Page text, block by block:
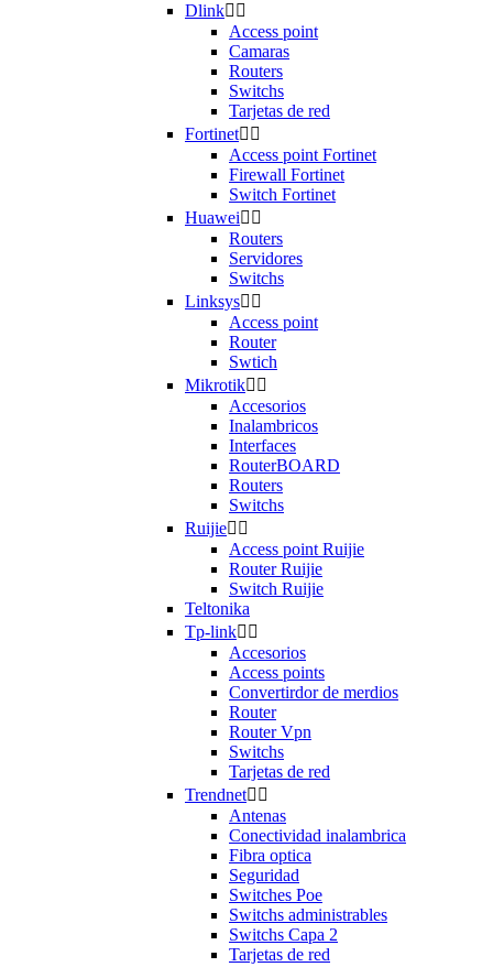
Dlink 
Access point
Camaras
Routers
Switchs
Tarjetas de red
Fortinet 
Access point Fortinet
Firewall Fortinet
Switch Fortinet
Huawei 
Routers
Servidores
Switchs
Linksys 
Access point
Router
Swtich
Mikrotik 
Accesorios
Inalambricos
Interfaces
RouterBOARD
Routers
Switchs
Ruijie 
Access point Ruijie
Router Ruijie
Switch Ruijie
Teltonika
Tp-link 
Accesorios
Access points
Convertirdor de merdios
Router
Router Vpn
Switchs
Tarjetas de red
Trendnet 
Antenas
Conectividad inalambrica
Fibra optica
Seguridad
Switches Poe
Switchs administrables
Switchs Capa 2
Tarjetas de red